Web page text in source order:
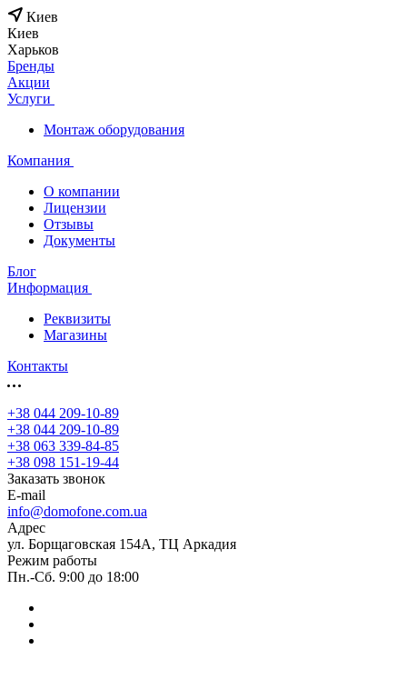
Киев
Киев
Харьков
Бренды
Акции
Услуги
Монтаж оборудования
Компания
О компании
Лицензии
Отзывы
Документы
Блог
Информация
Реквизиты
Магазины
Контакты
+38 044 209-10-89
+38 044 209-10-89
+38 063 339-84-85
+38 098 151-19-44
Заказать звонок
E-mail
info@domofone.com.ua
Адрес
ул. Борщаговская 154А, ТЦ Аркадия
Режим работы
Пн.-Сб. 9:00 до 18:00